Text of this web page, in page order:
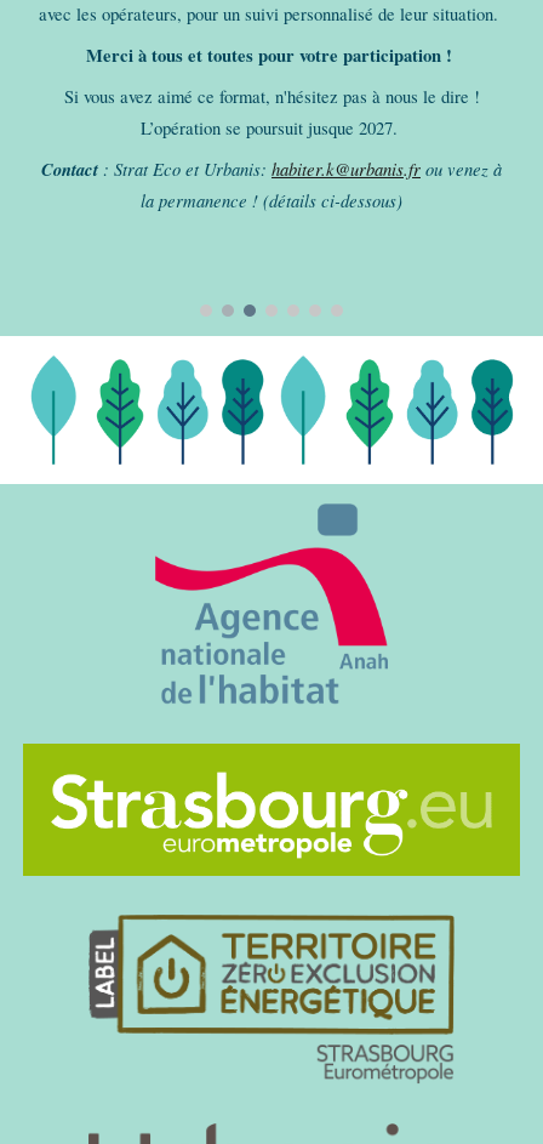
avec les opérateurs, pour un suivi personnalisé de leur situation.
Merci à tous et toutes pour votre participation !
Si vous avez aimé ce format, n'hésitez pas à nous le dire !
L’opération se poursuit jusque 2027.
Contact : Strat Eco et Urbanis: habiter.k@urbanis.fr ou venez à
la permanence ! (détails ci-dessous)